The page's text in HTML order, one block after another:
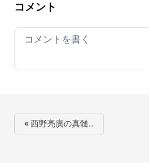
コメント
Your comment
« 西野亮廣の真髄…